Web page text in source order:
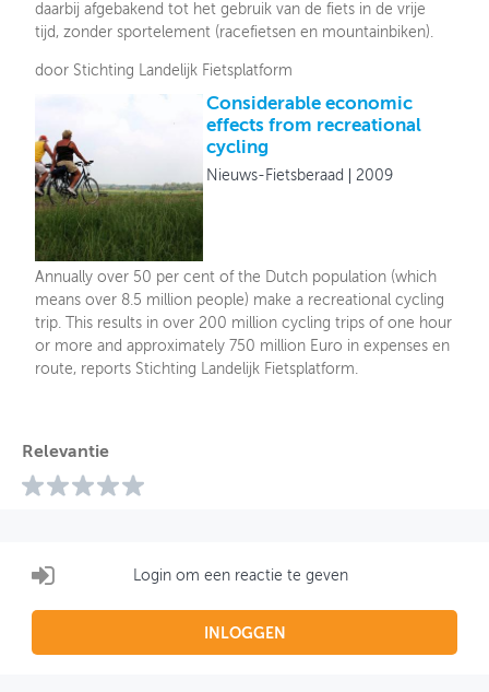
daarbij afgebakend tot het gebruik van de fiets in de vrije
tijd, zonder sportelement (racefietsen en mountainbiken).
door Stichting Landelijk Fietsplatform
Considerable economic
effects from recreational
cycling
Nieuws-Fietsberaad 2009
Annually over 50 per cent of the Dutch population (which
means over 8.5 million people) make a recreational cycling
trip. This results in over 200 million cycling trips of one hour
or more and approximately 750 million Euro in expenses en
route, reports Stichting Landelijk Fietsplatform.
Relevantie
Login om een reactie te geven
INLOGGEN